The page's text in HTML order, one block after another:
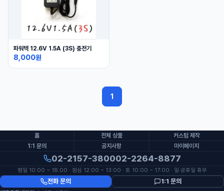
파워텍 12.6V 1.5A (3S) 충전기
8,000원
1
홈 전체 상품
커스텀 제작
1:1 문의
공지사항 마이페이지
02-2157-380002-2264-8877
평일 10:00 ~ 18:00 · 점심 12:00 ~ 13:00 · 토 10:00 ~ 17:00 · 일·공휴일 휴무
전화 문의 1:1 문의